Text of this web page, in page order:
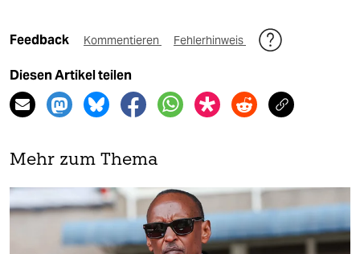
Feedback Kommentieren Fehlerhinweis
Diesen Artikel teilen
Mehr zum Thema